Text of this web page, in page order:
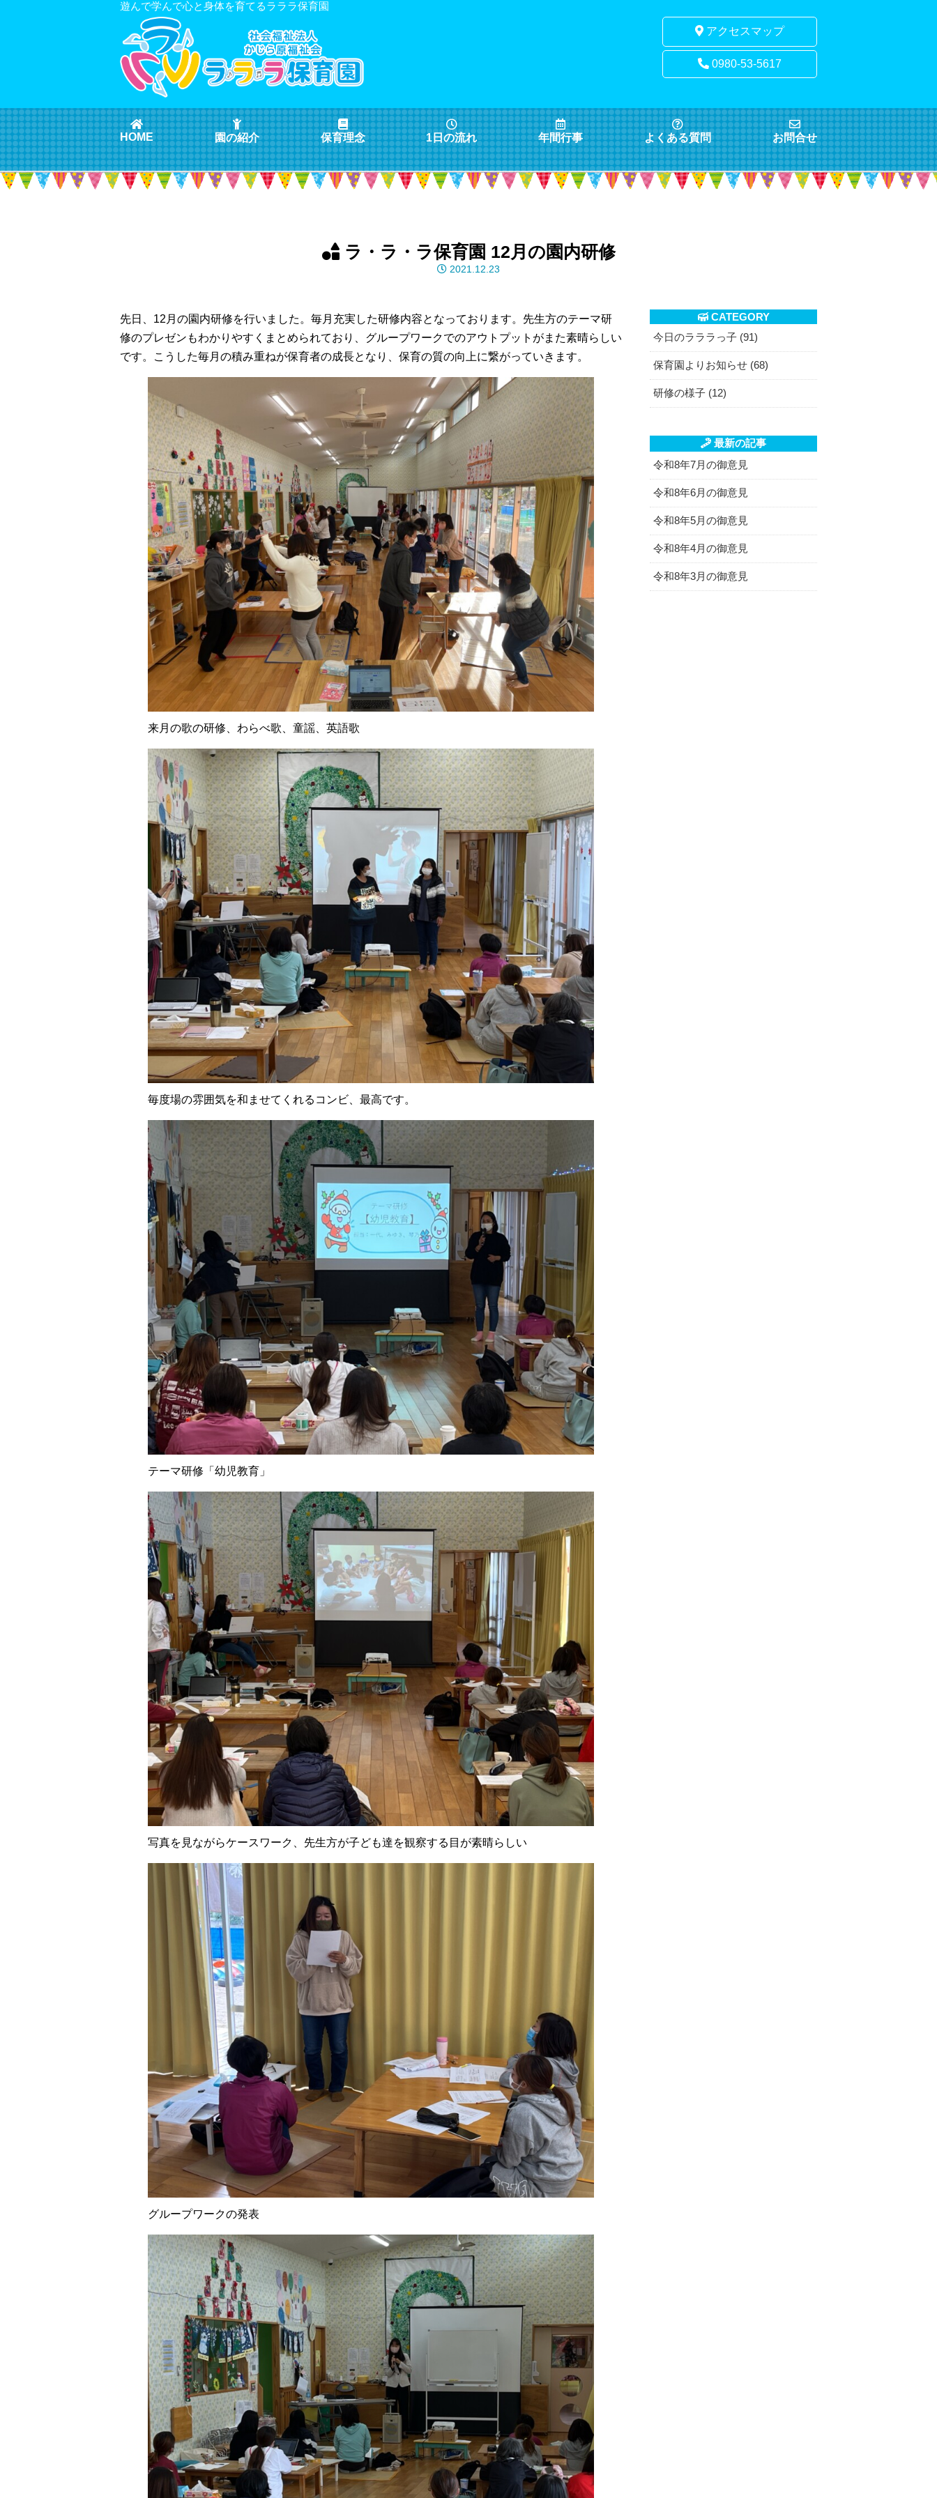
遊んで学んで心と身体を育てるラララ保育園
アクセスマップ
0980-53-5617
HOME 園の紹介 保育理念 1日の流れ 年間行事 よくある質問 お問合せ
ラ・ラ・ラ保育園 12月の園内研修
2021.12.23
先日、12月の園内研修を行いました。毎月充実した研修内容となっております。先生方のテーマ研
修のプレゼンもわかりやすくまとめられており、グループワークでのアウトプットがまた素晴らしい
です。こうした毎月の積み重ねが保育者の成長となり、保育の質の向上に繋がっていきます。
来月の歌の研修、わらべ歌、童謡、英語歌
毎度場の雰囲気を和ませてくれるコンビ、最高です。
テーマ研修「幼児教育」
写真を見ながらケースワーク、先生方が子ども達を観察する目が素晴らしい
グループワークの発表
CATEGORY
今日のラララっ子 (91)
保育園よりお知らせ (68)
研修の様子 (12)
最新の記事
令和8年7月の御意見
令和8年6月の御意見
令和8年5月の御意見
令和8年4月の御意見
令和8年3月の御意見